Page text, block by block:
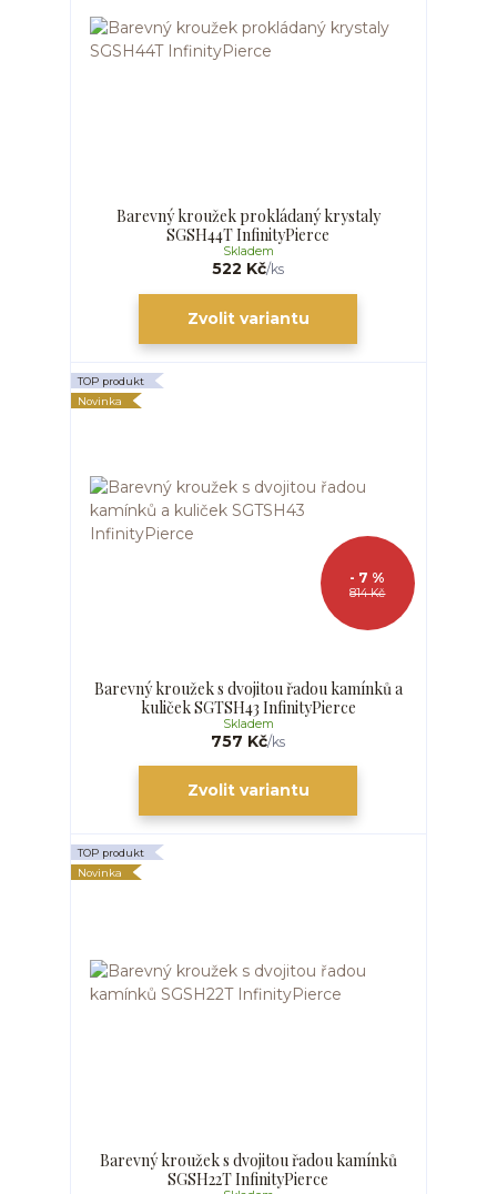
Barevný kroužek prokládaný krystaly
SGSH44T InfinityPierce
522 Kč/ks
Skladem
Zvolit variantu
TOP produkt
Novinka
814 Kč
- 7 %
Barevný kroužek s dvojitou řadou kamínků a
kuliček SGTSH43 InfinityPierce
757 Kč/ks
Skladem
Zvolit variantu
TOP produkt
Novinka
Barevný kroužek s dvojitou řadou kamínků
SGSH22T InfinityPierce